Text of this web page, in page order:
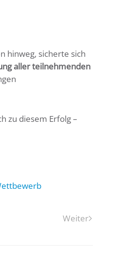
hinweg, sicherte sich
aller teilnehmenden
zu diesem Erfolg –
Weiter